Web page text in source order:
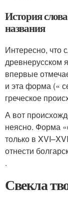
История
названия
Интересно, что
древнерусском
впервые
и эта форма («
греческое
А вот
неясно. Форма
только в
отнести
.
Свекла